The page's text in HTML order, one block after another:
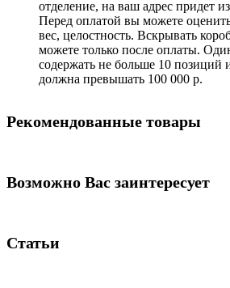
отделение, на ваш адрес придет
Перед оплатой вы можете
вес, целостность. Вскрывать
можете только после оплаты.
содержать не больше 10 позиций
должна превышать 100 000 р.
Рекомендованные товары
Возможно Вас заинтересует
Статьи